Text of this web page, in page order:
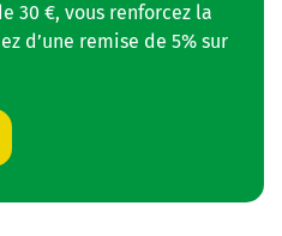
30 €, vous renforcez la
d’une remise de 5% sur